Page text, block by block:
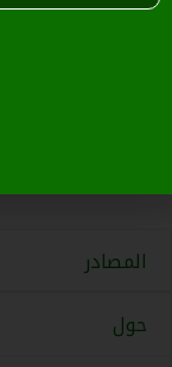
المصادر
حول